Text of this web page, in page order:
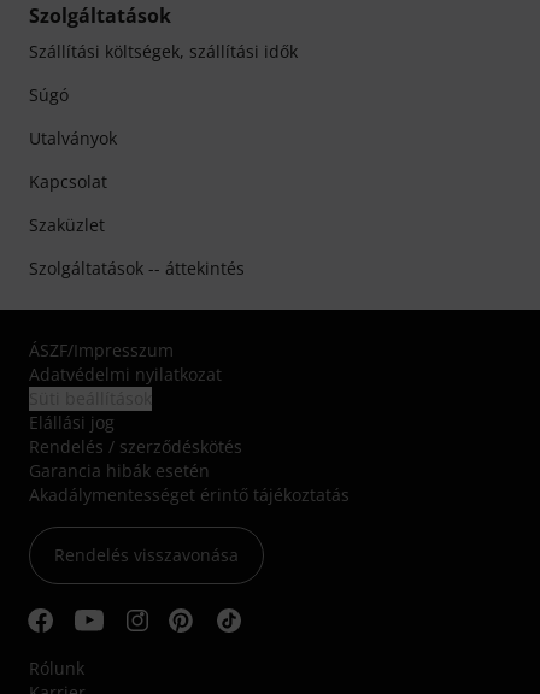
Szolgáltatások
Szállítási költségek, szállítási idők
Súgó
Utalványok
Kapcsolat
Szaküzlet
Szolgáltatások -- áttekintés
ÁSZF/Impresszum
Adatvédelmi nyilatkozat
Elállási jog
Rendelés / szerződéskötés
Garancia hibák esetén
Akadálymentességet érintő tájékoztatás
Rendelés visszavonása
Rólunk